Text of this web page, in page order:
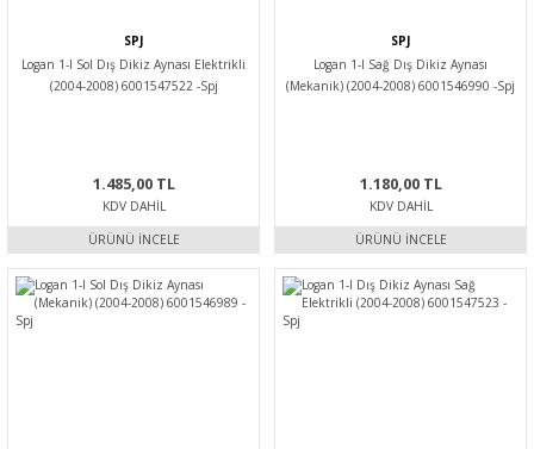
SPJ
Logan 1-I Sol Dış Dikiz Aynası Elektrikli
(2004-2008) 6001547522 -Spj
1.485,00 TL
KDV DAHIL
ÜRÜNÜ İNCELE
SPJ
Logan 1-I Sağ Dış Dikiz Aynası
(Mekanik) (2004-2008) 6001546990 -Spj
1.180,00 TL
KDV DAHIL
ÜRÜNÜ İNCELE